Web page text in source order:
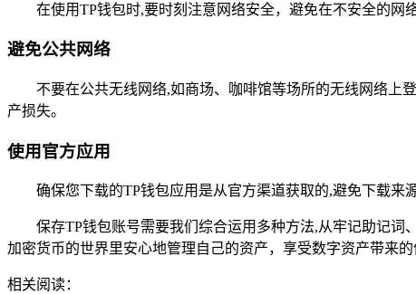
在使用TP钱包时,要时刻注意网络安全，避免在不安全的网
避免公共网络
不要在公共无线网络,如商场、咖啡馆等场所的无线网络上
产损失。
使用官方应用
确保您下载的TP钱包应用是从官方渠道获取的,避免下载来
保存TP钱包账号需要我们综合运用多种方法,从牢记助记
加密货币的世界里安心地管理自己的资产，享受数字资产带来的
相关阅读：